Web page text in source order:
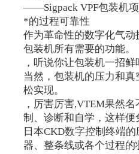
——Sigpack VPF包装机
*的过程可靠性
作为革命性的数字化气动
包装机所有需要的功能。
，听说你让包装机一招
当然，包装机的压力和
松实现。
，厉害厉害,VTEM果然
制、诊断和自学，这样
日本CKD数字控制终端
器、整条线或各个过程